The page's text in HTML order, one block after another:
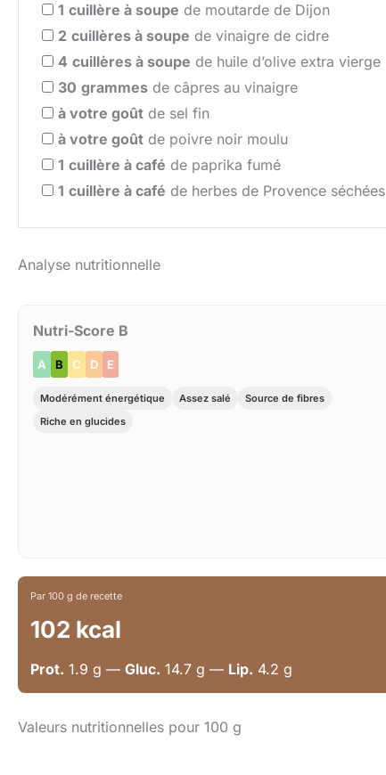
1 cuillère à soupe de moutarde de Dijon
2 cuillères à soupe de vinaigre de cidre
4 cuillères à soupe de huile d’olive extra vierge
30 grammes de câpres au vinaigre
à votre goût de sel fin
à votre goût de poivre noir moulu
1 cuillère à café de paprika fumé
1 cuillère à café de herbes de Provence séchées
Analyse nutritionnelle
Nutri-Score B
A B C D E
Modérément énergétique Assez salé
Source de fibres
Riche en glucides
Par 100 g de recette
102 kcal
Prot. 1.9 g — Gluc. 14.7 g — Lip. 4.2 g
Valeurs nutritionnelles pour 100 g